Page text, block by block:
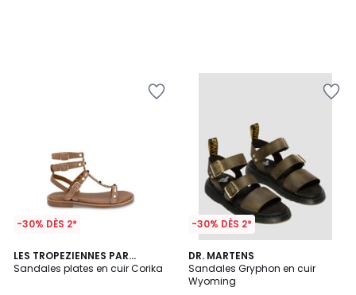
-30% DÈS 2*
LES TROPEZIENNES PAR
M.BELARBI
Sandales plates en cuir Corika
-30% DÈS 2*
DR. MARTENS
Sandales Gryphon en cuir
Wyoming
4
/
5